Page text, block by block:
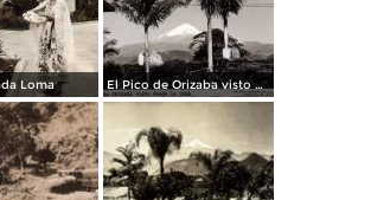
Loma El Pico de Orizaba visto desde la Casa de los Alvarez